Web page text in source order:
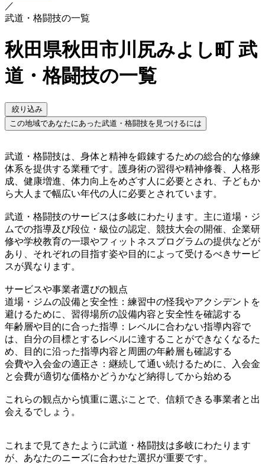
／
武道・格闘技の一覧
秋田県秋田市川尻みよし町 武
道・格闘技の一覧
絞り込み
この地域であなたにあった武道・格闘技を見つけるには
武道・格闘技は、身体と精神を鍛錬するための総合的な修練
体系を提供する業種です。護身術の習得や精神修養、人格形
成、健康増進、体力向上をめざす人に必要とされ、子どもか
ら大人まで幅広い年代の人に必要とされています。
武道・格闘技のサービスは多岐にわたります。主に道場・ジ
ムでの指導及び段位・級位の認定、競技大会の開催、企業研
修や学校教育の一環やフィットネスプログラムの提供などが
あり、それぞれの目指す姿や目的によって受けるべきサービ
スが異なります。
サービスや事業者選びの観点
道場・ジムの設備と安全性：練習中の怪我やアクシデントを
避けるために、習得場所の設備内容と安全性を確認する
年齢層や目的に合った指導：レベルに合わない指導内容で
は、自分の目標とするレベルに達することができなくなるた
め、目的に沿った指導内容と周囲の年齢層も確認する
会費や入会金の適正さ：継続して通い続けるために、入会金
と会費が適切な価格かどうかなど納得してから始める
これらの観点から慎重に選ぶことで、信頼できる事業者と出
会えるでしょう。
これまで見てきたように武道・格闘技は多岐にわたります
が、あなたのニーズに合わせた選択が重要です。